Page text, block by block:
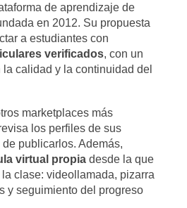
de aprendizaje de
en 2012. Su propuesta
a estudiantes con
verificados, con un
calidad y la continuidad del
marketplaces más
los perfiles de sus
publicarlos. Además,
virtual propia desde la que
clase: videollamada, pizarra
y seguimiento del progreso